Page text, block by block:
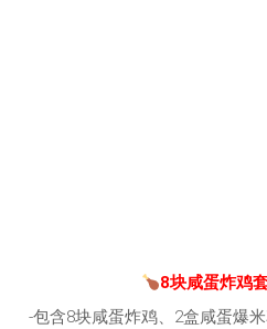
8块咸蛋炸鸡
-包含8块咸蛋炸鸡、2盒咸蛋爆